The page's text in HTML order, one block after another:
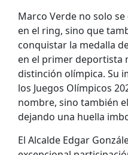
Marco Verde no solo
en el ring, sino que
conquistar la medalla
en el primer deportista
distinción olímpica. Su
los Juegos Olímpicos
nombre, sino también
dejando una huella
El Alcalde Edgar